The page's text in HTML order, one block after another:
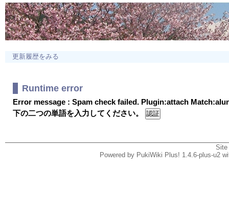
更新履歴をみる
Runtime error
Error message : Spam check failed. Plugin:attach
下の二つの単語を入力してください。
Powered by PukiWiki Plus! 1.4.6-plus-u2